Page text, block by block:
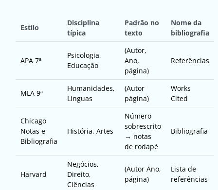
Estilo
Disciplina
típica
Padrão no
texto
Nome da
bibliografia
APA 7ª
Psicologia,
Educação
(Autor,
Ano,
página)
Referências
MLA 9ª
Humanidades,
Línguas
(Autor
página)
Works
Cited
Chicago
Notas e
Bibliografia
História, Artes
Número
sobrescrito
→ notas
de rodapé
Bibliografia
Harvard
Negócios,
Direito,
Ciências
(Autor Ano,
página)
Lista de
referências